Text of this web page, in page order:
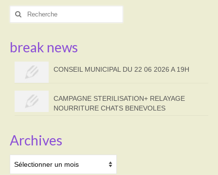
Rechercher
break news
CONSEIL MUNICIPAL DU 22 06 2026 A 19H
CAMPAGNE STERILISATION+ RELAYAGE
NOURRITURE CHATS BENEVOLES
Archives